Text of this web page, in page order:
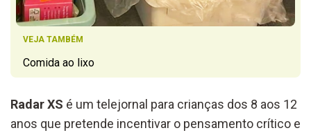
VEJA TAMBÉM
Comida ao lixo
Radar XS é um telejornal para crianças dos 8 aos 12
anos que pretende incentivar o pensamento crítico e